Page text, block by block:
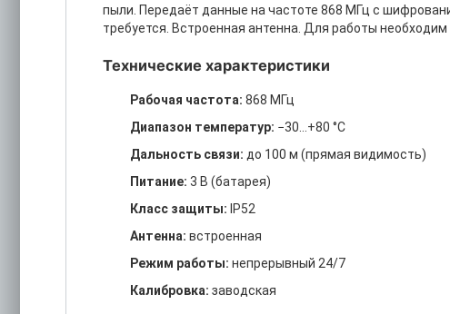
пыли. Передаёт данные на частоте 868 МГц с
требуется. Встроенная антенна. Для работы
Технические характеристики
Рабочая частота: 868 МГц
Диапазон температур: −30…+80 °C
Дальность связи: до 100 м (прямая видимость)
Питание: 3 В (батарея)
Класс защиты: IP52
Антенна: встроенная
Режим работы: непрерывный 24/7
Калибровка: заводская